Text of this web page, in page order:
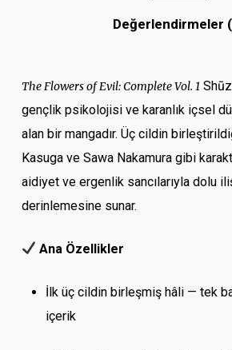
Değerlendirmeler
The Flowers of Evil: Complete Vol. 1
gençlik psikolojisi ve karanlık içsel
alan bir mangadır. Üç cildin
Kasuga ve Sawa Nakamura gibi
aidiyet ve ergenlik sancılarıyla dolu
derinlemesine sunar.
Ana Özellikler
İlk üç cildin birleşmiş hâli — tek
içerik